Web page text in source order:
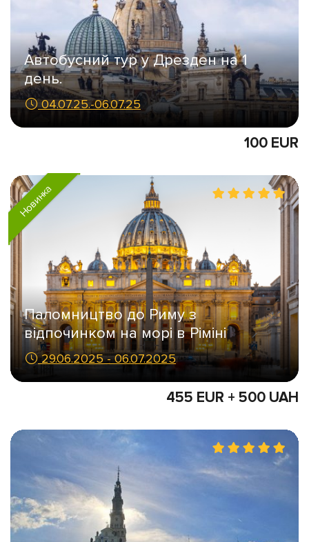
Автобусний тур у Дрезден на 1
день.
04.07.25.-06.07.25
100 EUR
Новинка
Паломництво до Риму з
відпочинком на морі в Ріміні
29.06.2025 - 06.07.2025
455 EUR + 500 UAH